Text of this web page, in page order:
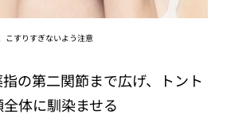
こすりすぎないよう注意
の第二関節まで広げ、トント
体に馴染ませる